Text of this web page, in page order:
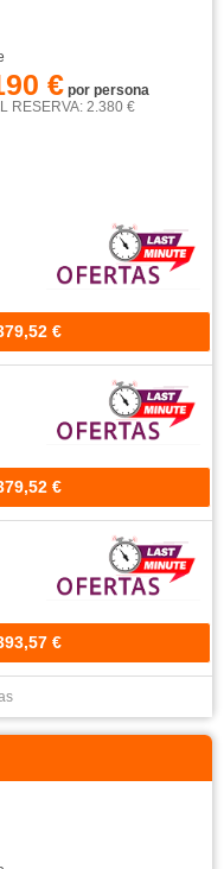
€ por persona
RESERVA: 2.380 €
€
€
€